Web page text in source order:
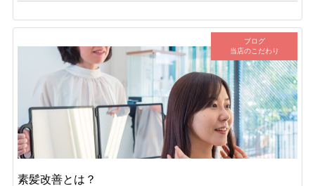
ブログ
当店のこだわり
素髪改善とは？